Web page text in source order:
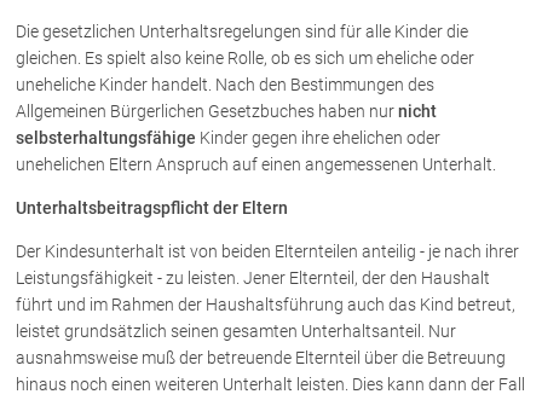
Die gesetzlichen Unterhaltsregelungen sind für alle Kinder die
gleichen. Es spielt also keine Rolle, ob es sich um eheliche oder
uneheliche Kinder handelt. Nach den Bestimmungen des
Allgemeinen Bürgerlichen Gesetzbuches haben nurnicht
selbsterhaltungsfähige Kinder gegen ihre ehelichen oder
unehelichen Eltern Anspruch auf einen angemessenen Unterhalt.
Unterhaltsbeitragspflicht der Eltern
Der Kindesunterhalt ist von beiden Elternteilen anteilig - je nach ihrer
Leistungsfähigkeit - zu leisten. Jener Elternteil, der den Haushalt
führt und im Rahmen der Haushaltsführung auch das Kind betreut,
leistet grundsätzlich seinen gesamten Unterhaltsanteil. Nur
ausnahmsweise muß der betreuende Elternteil über die Betreuung
hinaus noch einen weiteren Unterhalt leisten. Dies kann dann der Fall